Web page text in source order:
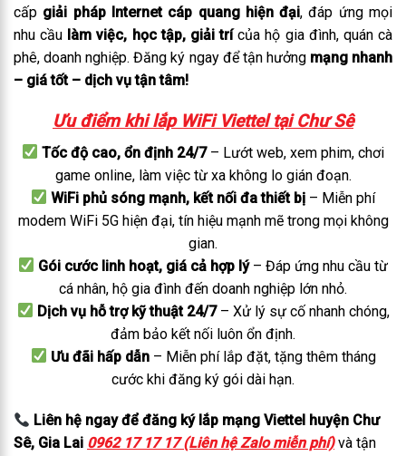
cấp giải pháp Internet cáp quang hiện đại, đáp ứng mọi
nhu cầu làm việc, học tập, giải trícủa hộ gia đình, quán cà
phê, doanh nghiệp. Đăng ký ngay để tận hưởng mạng nhanh
– giá tốt – dịch vụ tận tâm!
Ưu điểm khi lắp WiFi Viettel tại Chư Sê
Tốc độ cao, ổn định 24/7– Lướt web, xem phim, chơi
game online, làm việc từ xa không lo gián đoạn.
WiFi phủ sóng mạnh, kết nối đa thiết bị – Miễn phí
modem WiFi 5G hiện đại, tín hiệu mạnh mẽ trong mọi không
gian.
Gói cước linh hoạt, giá cả hợp lý– Đáp ứng nhu cầu từ
cá nhân, hộ gia đình đến doanh nghiệp lớn nhỏ.
Dịch vụ hỗ trợ kỹ thuật 24/7– Xử lý sự cố nhanh chóng,
đảm bảo kết nối luôn ổn định.
Ưu đãi hấp dẫn– Miễn phí lắp đặt, tặng thêm tháng
cước khi đăng ký gói dài hạn.
Liên hệ ngay để đăng ký lắp mạng Viettel huyện Chư
Sê, Gia Lai 0962 17 17 17 (Liên hệ Zalo miễn phí)và tận